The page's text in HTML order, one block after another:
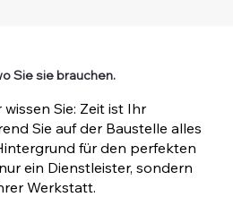
Sie sie brauchen.
Sie: Zeit ist Ihr
Sie auf der Baustelle alles
für den perfekten
ein Dienstleister, sondern
Werkstatt.